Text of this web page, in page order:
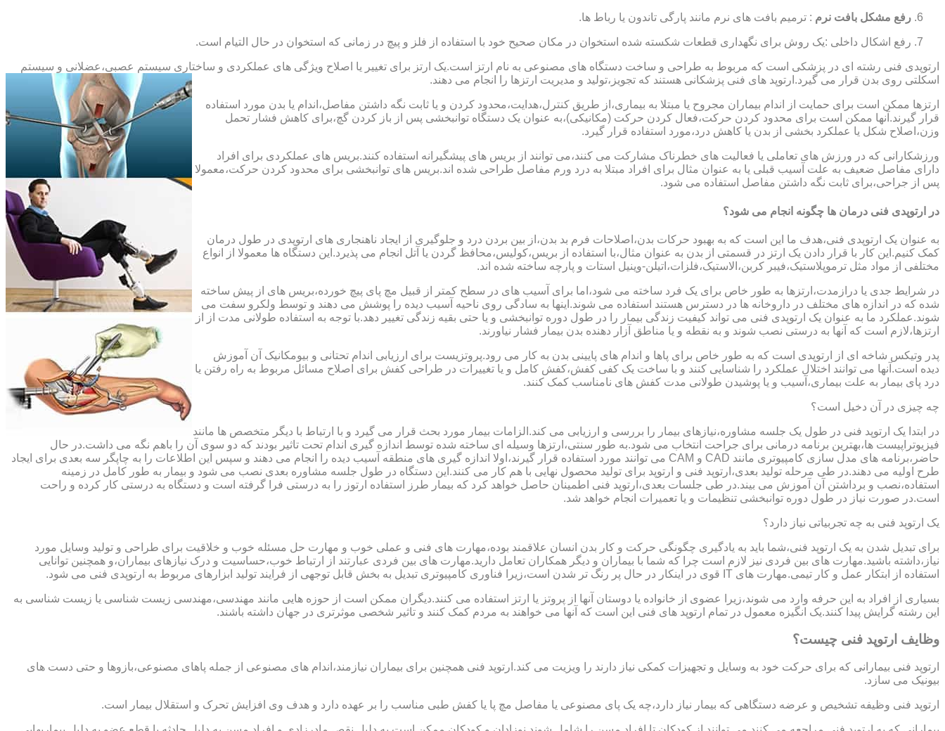
رفع مشکل بافت نرم : ترمیم بافت های نرم مانند پارگی تاندون یا رباط ها.
رفع اشکال داخلی :یک روش برای نگهداری قطعات شکسته شده استخوان در مکان صحیح خود با استفاده از فلز و پیچ در زمانی که استخوان در حال التیام است.
ارتوپدی فنی رشته ای در پزشکی است که مربوط به طراحی و ساخت دستگاه های مصنوعی به نام ارتز است.یک ارتز برای تغییر یا اصلاح ویژگی های عملکردی و ساختاری سیستم عصبی،عضلانی و سیستم
اسکلتی روی بدن قرار می گیرد.ارتوپد های فنی پزشکانی هستند که تجویز،تولید و مدیریت ارتزها را انجام می دهند.
ارتزها ممکن است برای حمایت از اندام بیماران مجروح یا مبتلا به بیماری،از طریق کنترل،هدایت،محدود کردن و یا ثابت نگه داشتن مفاصل،اندام یا بدن مورد استفاده
قرار گیرند.آنها ممکن است برای محدود کردن حرکت،فعال کردن حرکت (مکانیکی)،به عنوان یک دستگاه توانبخشی پس از باز کردن گچ،برای کاهش فشار تحمل
وزن،اصلاح شکل یا عملکرد بخشی از بدن یا کاهش درد،مورد استفاده قرار گیرد.
ورزشکارانی که در ورزش های تعاملی یا فعالیت های خطرناک مشارکت می کنند،می توانند از بریس های پیشگیرانه استفاده کنند.بریس های عملکردی برای افراد
دارای مفاصل ضعیف به علت آسیب قبلی یا به عنوان مثال برای افراد مبتلا به درد ورم مفاصل طراحی شده اند.بریس های توانبخشی برای محدود کردن حرکت،معمولا
پس از جراحی،برای ثابت نگه داشتن مفاصل استفاده می شود.
در ارتوپدی فنی درمان ها چگونه انجام می شود؟
به عنوان یک ارتوپدی فنی،هدف ما این است که به بهبود حرکات بدن،اصلاحات فرم بد بدن،از بین بردن درد و جلوگیری از ایجاد ناهنجاری های ارتوپدی در طول درمان
کمک کنیم.این کار با قرار دادن یک ارتز در قسمتی از بدن به عنوان مثال،با استفاده از بریس،کولیس،محافظ گردن یا آتل انجام می پذیرد.این دستگاه ها معمولا از انواع
مختلفی از مواد مثل ترموپلاستیک،فیبر کربن،الاستیک،فلزات،اتیلن-وینیل استات و پارچه ساخته شده اند.
در شرایط جدی یا درازمدت،ارتزها به طور خاص برای یک فرد ساخته می شود،اما برای آسیب های در سطح کمتر از قبیل مچ پای پیچ خورده،بریس های از پیش ساخته
شده که در اندازه های مختلف در داروخانه ها در دسترس هستند استفاده می شوند.اینها به سادگی روی ناحیه آسیب دیده را پوشش می دهند و توسط ولکرو سفت می
شوند.عملکرد ما به عنوان یک ارتوپدی فنی می تواند کیفیت زندگی بیمار را در طول دوره توانبخشی و یا حتی بقیه زندگی تغییر دهد.با توجه به استفاده طولانی مدت از از
ارتزها،لازم است که آنها به درستی نصب شوند و به نقطه و یا مناطق آزار دهنده بدن بیمار فشار نیاورند.
پدر وتیکس شاخه ای از ارتوپدی است که به طور خاص برای پاها و اندام های پایینی بدن به کار می رود.پروتزیست برای ارزیابی اندام تحتانی و بیومکانیک آن آموزش
دیده است.آنها می توانند اختلال عملکرد را شناسایی کنند و با ساخت یک کفی کفش،کفش کامل و یا تغییرات در طراحی کفش برای اصلاح مسائل مربوط به راه رفتن یا
درد پای بیمار به علت بیماری،آسیب و یا پوشیدن طولانی مدت کفش های نامناسب کمک کنند.
چه چیزی در آن دخیل است؟
در ابتدا یک ارتوپد فنی در طول یک جلسه مشاوره،نیازهای بیمار را بررسی و ارزیابی می کند.الزامات بیمار مورد بحث قرار می گیرد و با ارتباط با دیگر متخصص ها مانند
فیزیوتراپیست ها،بهترین برنامه درمانی برای جراحت انتخاب می شود.به طور سنتی،ارتزها وسیله ای ساخته شده توسط اندازه گیری اندام تحت تاثیر بودند که دو سوی آن را باهم نگه می داشت.در حال
حاضر،برنامه های مدل سازی کامپیوتری مانند CAD و CAM می توانند مورد استفاده قرار گیرند،اولا اندازه گیری های منطقه آسیب دیده را انجام می دهند و سپس این اطلاعات را به چاپگر سه بعدی برای ایجاد
طرح اولیه می دهند.در طی مرحله تولید بعدی،ارتوپد فنی و ارتوپد برای تولید محصول نهایی با هم کار می کنند.این دستگاه در طول جلسه مشاوره بعدی نصب می شود و بیمار به طور کامل در زمینه
استفاده،نصب و برداشتن آن آموزش می بیند.در طی جلسات بعدی،ارتوپد فنی اطمینان حاصل خواهد کرد که بیمار طرز استفاده ارتوز را به درستی فرا گرفته است و دستگاه به درستی کار کرده و راحت
است.در صورت نیاز در طول دوره توانبخشی تنظیمات و یا تعمیرات انجام خواهد شد.
یک ارتوپد فنی به چه تجربیاتی نیاز دارد؟
برای تبدیل شدن به یک ارتوپد فنی،شما باید به یادگیری چگونگی حرکت و کار بدن انسان علاقمند بوده،مهارت های فنی و عملی خوب و مهارت حل مسئله خوب و خلاقیت برای طراحی و تولید وسایل مورد
نیاز،داشته باشید.مهارت های بین فردی نیز لازم است چرا که شما با بیماران و دیگر همکاران تعامل دارید.مهارت های بین فردی عبارتند از ارتباط خوب،حساسیت و درک نیازهای بیماران،و همچنین توانایی
استفاده از ابتکار عمل و کار تیمی.مهارت های IT قوی در اینکار در حال پر رنگ تر شدن است،زیرا فناوری کامپیوتری تبدیل به بخش قابل توجهی از فرایند تولید ابزارهای مربوط به ارتوپدی فنی می شود.
بسیاری از افراد به این حرفه وارد می شوند،زیرا عضوی از خانواده یا دوستان آنها از پروتز یا ارتز استفاده می کنند.دیگران ممکن است از حوزه هایی مانند مهندسی،مهندسی زیست شناسی یا زیست شناسی به
این رشته گرایش پیدا کنند.یک انگیزه معمول در تمام ارتوپد های فنی این است که آنها می خواهند به مردم کمک کنند و تاثیر شخصی موثرتری در جهان داشته باشند.
وظایف ارتوپد فنی چیست؟
ارتوپد فنی بیمارانی که برای حرکت خود به وسایل و تجهیزات کمکی نیاز دارند را ویزیت می کند.ارتوپد فنی همچنین برای بیماران نیازمند،اندام های مصنوعی از جمله پاهای مصنوعی،بازوها و حتی دست های
بیونیک می سازد.
ارتوپد فنی وظیفه تشخیص و عرضه دستگاهی که بیمار نیاز دارد،چه یک پای مصنوعی یا مفاصل مچ پا یا کفش طبی مناسب را بر عهده دارد و هدف وی افزایش تحرک و استقلال بیمار است.